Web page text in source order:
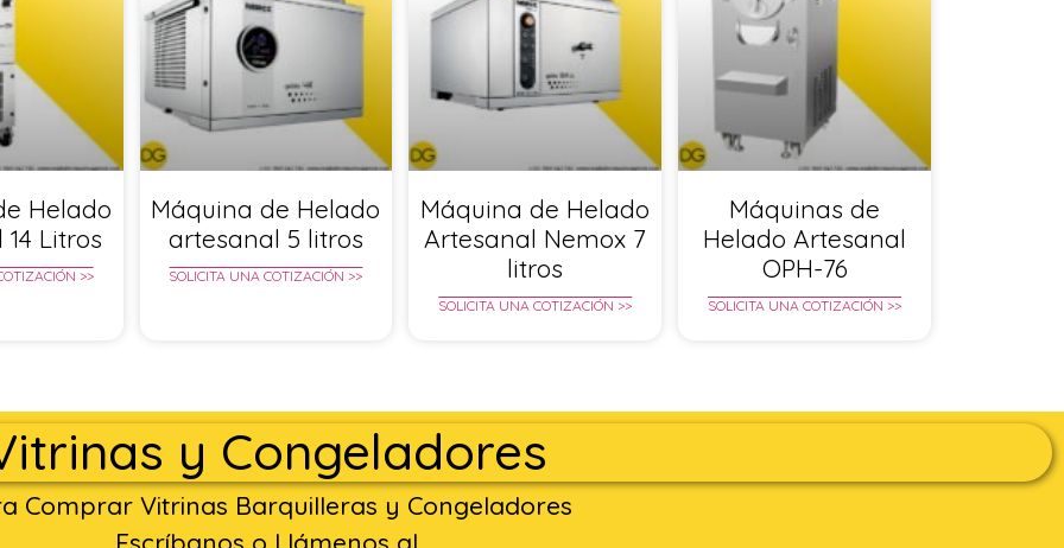
Helado
Litros
>>
Máquina de Helado
artesanal 5 litros
SOLICITA UNA COTIZACIÓN >>
Máquina de Helado
Artesanal Nemox 7
litros
SOLICITA UNA COTIZACIÓN >>
Máquinas de
Helado Artesanal
OPH-76
SOLICITA UNA COTIZACIÓN >>
y Congeladores
Comprar Vitrinas Barquilleras y Congeladores
Escríbanos o Llámenos al